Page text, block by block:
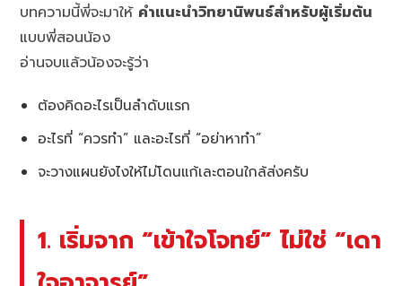
บทความนี้พี่จะมาให้ คำแนะนำวิทยานิพนธ์สำหรับผู้เริ่มต้น
แบบพี่สอนน้อง
อ่านจบแล้วน้องจะรู้ว่า
ต้องคิดอะไรเป็นลำดับแรก
อะไรที่ “ควรทำ” และอะไรที่ “อย่าหาทำ”
จะวางแผนยังไงให้ไม่โดนแก้เละตอนใกล้ส่งครับ
1. เริ่มจาก “เข้าใจโจทย์” ไม่ใช่ “เดา